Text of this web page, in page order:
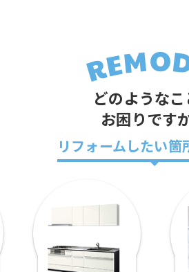
どのような
お困りです
リフォームしたい箇